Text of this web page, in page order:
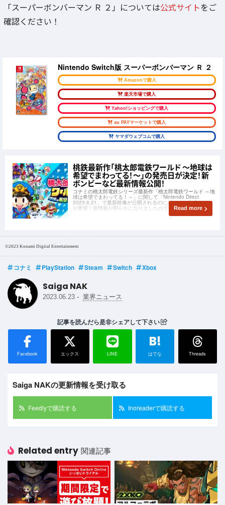
「スーパーボンバーマン Ｒ ２」については公式サイトをご
確認ください！
Nintendo Switch版 スーパーボンバーマン Ｒ ２
Amazonで購入
楽天市場で購入
Yahoo!ショッピングで購入
au PAYマーケットで購入
ヤマダウェブコムで購入
桃鉄最新作「桃太郎電鉄ワールド ～地球は
希望でまわってる！～」の発売日が決定！新
ボンビーなど最新情報公開！
コナミの桃太郎電鉄シリーズ最新作「桃太郎電鉄ワールド ～地
球は希望でまわってる！～」に関して「Nintendo Direct
2023.6.21」で最新映像が公開されるのにあわせて公式サイト
が更新！新情報が明らかになりましたのでご紹介します！
Read more
©2023 Konami Digital Entertainment
コナミ PlayStation Steam Switch Xbox
Saiga NAK
2023.06.23 - 業界ニュース
記事を読んだら是非シェアして下さい
Facebook エックス LINE
B!
はてな Threads
Saiga NAKの更新情報を受け取る
Feedlyで購読する Inoreaderで購読する
Related entry 関連記事